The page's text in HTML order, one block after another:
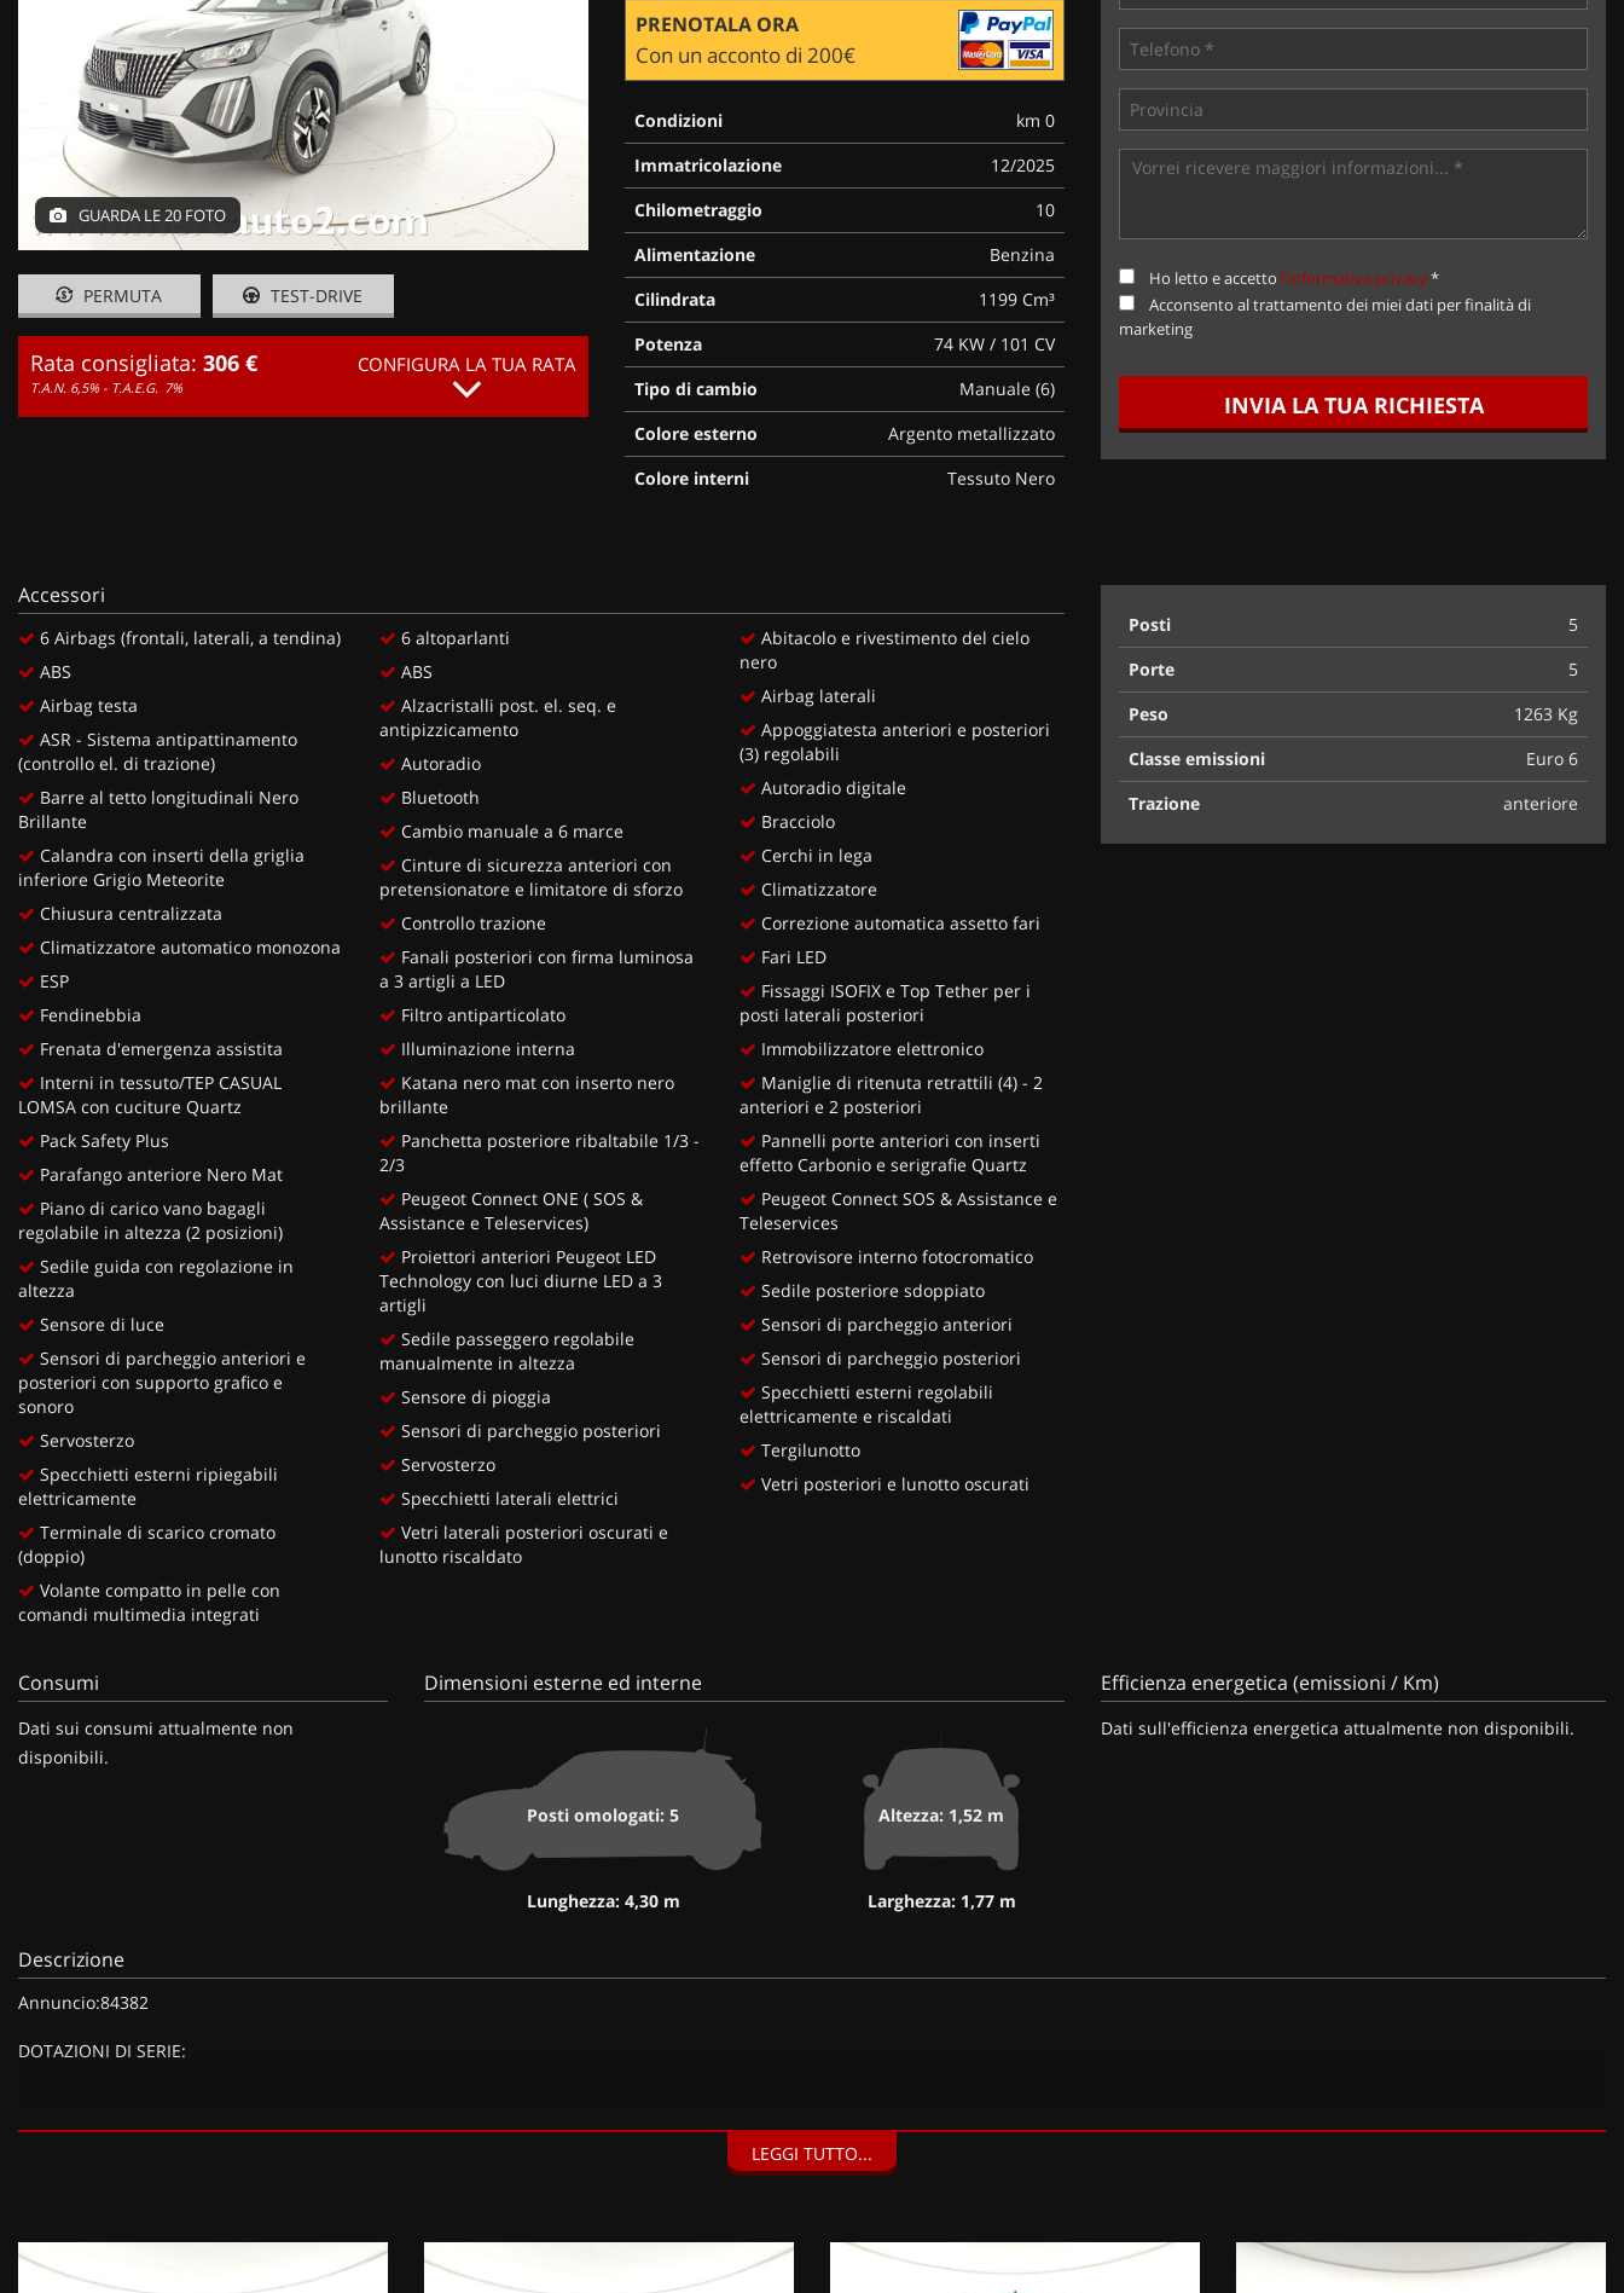
GUARDA LE 20 FOTO
PERMUTA TEST-DRIVE
Rata consigliata: 306 €
T.A.N. 6,5% - T.A.E.G. 7%
CONFIGURA LA TUA RATA
PRENOTALA ORA
Con un acconto di 200€
Condizioni
km 0
Immatricolazione
12/2025
Chilometraggio
10
Alimentazione
Benzina
Cilindrata
1199 Cm³
Potenza
74 KW / 101 CV
Tipo di cambio
Manuale (6)
Colore esterno
Argento metallizzato
Colore interni
Tessuto Nero
Ho letto e accetto l'informativa privacy*
Acconsento al trattamento dei miei dati per finalità di
marketing
INVIA LA TUA RICHIESTA
Accessori
6 Airbags (frontali, laterali, a tendina)
ABS
Airbag testa
ASR - Sistema antipattinamento
(controllo el. di trazione)
Barre al tetto longitudinali Nero
Brillante
Calandra con inserti della griglia
inferiore Grigio Meteorite
Chiusura centralizzata
Climatizzatore automatico monozona
ESP
Fendinebbia
Frenata d'emergenza assistita
Interni in tessuto/TEP CASUAL
LOMSA con cuciture Quartz
Pack Safety Plus
Parafango anteriore Nero Mat
Piano di carico vano bagagli
regolabile in altezza (2 posizioni)
Sedile guida con regolazione in
altezza
Sensore di luce
Sensori di parcheggio anteriori e
posteriori con supporto grafico e
sonoro
Servosterzo
Specchietti esterni ripiegabili
elettricamente
Terminale di scarico cromato
(doppio)
Volante compatto in pelle con
comandi multimedia integrati
6 altoparlanti
ABS
Alzacristalli post. el. seq. e
antipizzicamento
Autoradio
Bluetooth
Cambio manuale a 6 marce
Cinture di sicurezza anteriori con
pretensionatore e limitatore di sforzo
Controllo trazione
Fanali posteriori con firma luminosa
a 3 artigli a LED
Filtro antiparticolato
Illuminazione interna
Katana nero mat con inserto nero
brillante
Panchetta posteriore ribaltabile 1/3 -
2/3
Peugeot Connect ONE ( SOS &
Assistance e Teleservices)
Proiettori anteriori Peugeot LED
Technology con luci diurne LED a 3
artigli
Sedile passeggero regolabile
manualmente in altezza
Sensore di pioggia
Sensori di parcheggio posteriori
Servosterzo
Specchietti laterali elettrici
Vetri laterali posteriori oscurati e
lunotto riscaldato
Abitacolo e rivestimento del cielo
nero
Airbag laterali
Appoggiatesta anteriori e posteriori
(3) regolabili
Autoradio digitale
Bracciolo
Cerchi in lega
Climatizzatore
Correzione automatica assetto fari
Fari LED
Fissaggi ISOFIX e Top Tether per i
posti laterali posteriori
Immobilizzatore elettronico
Maniglie di ritenuta retrattili (4) - 2
anteriori e 2 posteriori
Pannelli porte anteriori con inserti
effetto Carbonio e serigrafie Quartz
Peugeot Connect SOS & Assistance e
Teleservices
Retrovisore interno fotocromatico
Sedile posteriore sdoppiato
Sensori di parcheggio anteriori
Sensori di parcheggio posteriori
Specchietti esterni regolabili
elettricamente e riscaldati
Tergilunotto
Vetri posteriori e lunotto oscurati
Posti
5
Porte
5
Peso
1263 Kg
Classe emissioni
Euro 6
Trazione
anteriore
Consumi
Dati sui consumi attualmente non
disponibili.
Dimensioni esterne ed interne
Posti omologati: 5
Lunghezza: 4,30 m
Altezza: 1,52 m
Larghezza: 1,77 m
Efficienza energetica (emissioni / Km)
Dati sull'efficienza energetica attualmente non disponibili.
Descrizione
Annuncio:84382
DOTAZIONI DI SERIE:
Kit riparazione pneumatici (Compressore da 12 V) (20 EUR), Barre al tetto nero brillante (150 EUR), Vernice metallizzata Grigio Artense (900 EUR),
LEGGI TUTTO...